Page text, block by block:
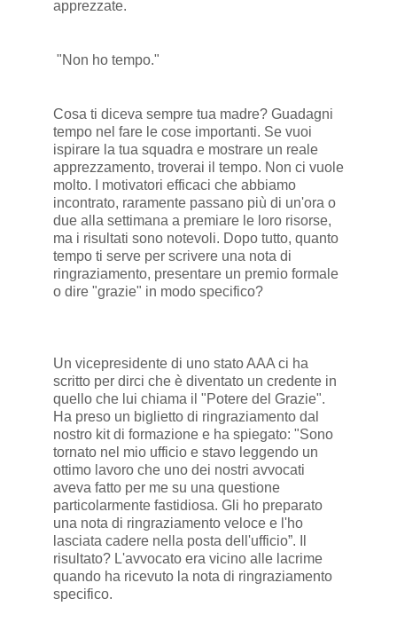
apprezzate.
"Non ho tempo."
Cosa ti diceva sempre tua madre? Guadagni
tempo nel fare le cose importanti. Se vuoi
ispirare la tua squadra e mostrare un reale
apprezzamento, troverai il tempo. Non ci vuole
molto. I motivatori efficaci che abbiamo
incontrato, raramente passano più di un'ora o
due alla settimana a premiare le loro risorse,
ma i risultati sono notevoli. Dopo tutto, quanto
tempo ti serve per scrivere una nota di
ringraziamento, presentare un premio formale
o dire "grazie" in modo specifico?
Un vicepresidente di uno stato AAA ci ha
scritto per dirci che è diventato un credente in
quello che lui chiama il "Potere del Grazie".
Ha preso un biglietto di ringraziamento dal
nostro kit di formazione e ha spiegato: "Sono
tornato nel mio ufficio e stavo leggendo un
ottimo lavoro che uno dei nostri avvocati
aveva fatto per me su una questione
particolarmente fastidiosa. Gli ho preparato
una nota di ringraziamento veloce e l'ho
lasciata cadere nella posta dell'ufficio”. Il
risultato? L'avvocato era vicino alle lacrime
quando ha ricevuto la nota di ringraziamento
specifico.